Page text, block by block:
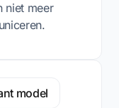
niet meer
model